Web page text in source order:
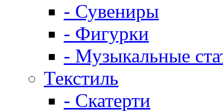
- Сувениры
- Фигурки
- Музыкальные
Текстиль
- Скатерти